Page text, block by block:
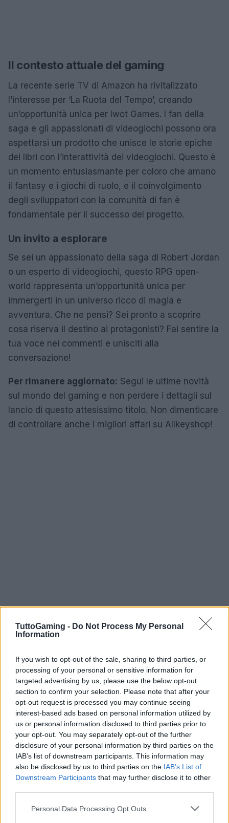
TuttoGaming - Do Not Process My Personal
Information
If you wish to opt-out of the sale, sharing to third parties, or
processing of your personal or sensitive information for
targeted advertising by us, please use the below opt-out
section to confirm your selection. Please note that after your
opt-out request is processed you may continue seeing
interest-based ads based on personal information utilized by
us or personal information disclosed to third parties prior to
your opt-out. You may separately opt-out of the further
disclosure of your personal information by third parties on the
IAB’s list of downstream participants. This information may
also be disclosed by us to third parties on the IAB’s List of
Downstream Participants that may further disclose it to other
Please note that this website/app uses one or more Google
Personal Data Processing Opt Outs
Il contesto attuale del gaming
La recente serie TV di Amazon ha rivitalizzato
l’interesse per ‘La Ruota del Tempo’, creando
un’opportunità unica per Iwot Games. I fan della
saga e gli appassionati di videogiochi possono ora
aspettarsi un prodotto che unisce le storie epiche
dei libri con l’interattività dei videogiochi. Questo è
un momento entusiasmante per coloro che amano
il fantasy e i giochi di ruolo, e il coinvolgimento
degli sviluppatori con la comunità di fan è
fondamentale per il successo del progetto.
Un invito a esplorare
Se sei un appassionato della saga di Robert Jordan
o un esperto di videogiochi, questo RPG open-
world rappresenta un’opportunità unica per
immergerti in un universo ricco di magia e
avventura. Che ne pensi? Sei pronto a scoprire
cosa riserva il destino ai protagonisti? Fai sentire la
tua voce nei commenti e unisciti alla
conversazione!
Per rimanere aggiornato: Segui le ultime novità
sul mondo del gaming e non perdere i dettagli sul
lancio di questo attesissimo titolo. Non dimenticare
di controllare anche i migliori affari su Allkeyshop!
AUTORE